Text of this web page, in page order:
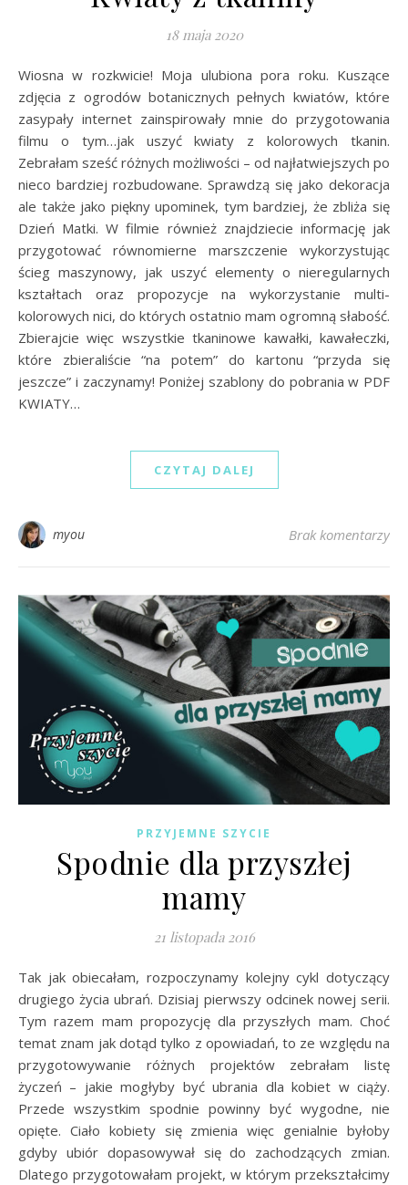
18 maja 2020
Wiosna w rozkwicie! Moja ulubiona pora roku. Kuszące
zdjęcia z ogrodów botanicznych pełnych kwiatów, które
zasypały internet zainspirowały mnie do przygotowania
filmu o tym…jak uszyć kwiaty z kolorowych tkanin.
Zebrałam sześć różnych możliwości – od najłatwiejszych po
nieco bardziej rozbudowane. Sprawdzą się jako dekoracja
ale także jako piękny upominek, tym bardziej, że zbliża się
Dzień Matki. W filmie również znajdziecie informację jak
przygotować równomierne marszczenie wykorzystując
ścieg maszynowy, jak uszyć elementy o nieregularnych
kształtach oraz propozycje na wykorzystanie multi-
kolorowych nici, do których ostatnio mam ogromną słabość.
Zbierajcie więc wszystkie tkaninowe kawałki, kawałeczki,
które zbieraliście “na potem” do kartonu “przyda się
jeszcze” i zaczynamy! Poniżej szablony do pobrania w PDF
KWIATY…
CZYTAJ DALEJ
myou Brak komentarzy
PRZYJEMNE SZYCIE
Spodnie dla przyszłej
mamy
21 listopada 2016
Tak jak obiecałam, rozpoczynamy kolejny cykl dotyczący
drugiego życia ubrań. Dzisiaj pierwszy odcinek nowej serii.
Tym razem mam propozycję dla przyszłych mam. Choć
temat znam jak dotąd tylko z opowiadań, to ze względu na
przygotowywanie różnych projektów zebrałam listę
życzeń – jakie mogłyby być ubrania dla kobiet w ciąży.
Przede wszystkim spodnie powinny być wygodne, nie
opięte. Ciało kobiety się zmienia więc genialnie byłoby
gdyby ubiór dopasowywał się do zachodzących zmian.
Dlatego przygotowałam projekt, w którym przekształcimy